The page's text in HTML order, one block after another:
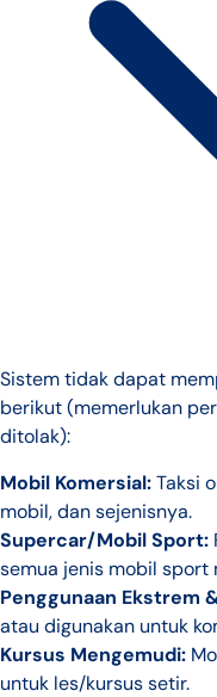
Sistem tidak dapat
berikut (memerlukan
ditolak):
Mobil Komersial:Taksi
mobil, dan sejenisnya.
Supercar/Mobil Sport:
semua jenis mobil sport
Penggunaan Ekstrem
atau digunakan untuk
Kursus Mengemudi:
untuk les/kursus setir.